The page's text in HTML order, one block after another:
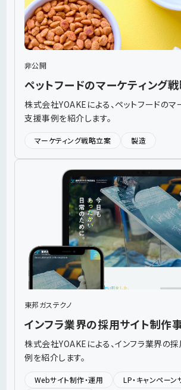
非公開
ペットフードのマーケティング
株式会社YOAKEによる、ペットフードの
支援事例を紹介します。
マーケティング戦略立案 製造
東邦ガステクノ
インフラ業界の採用サイト制作
株式会社YOAKEによる、インフラ業界の
例を紹介します。
Webサイト制作・運用
LP・キャンペーン